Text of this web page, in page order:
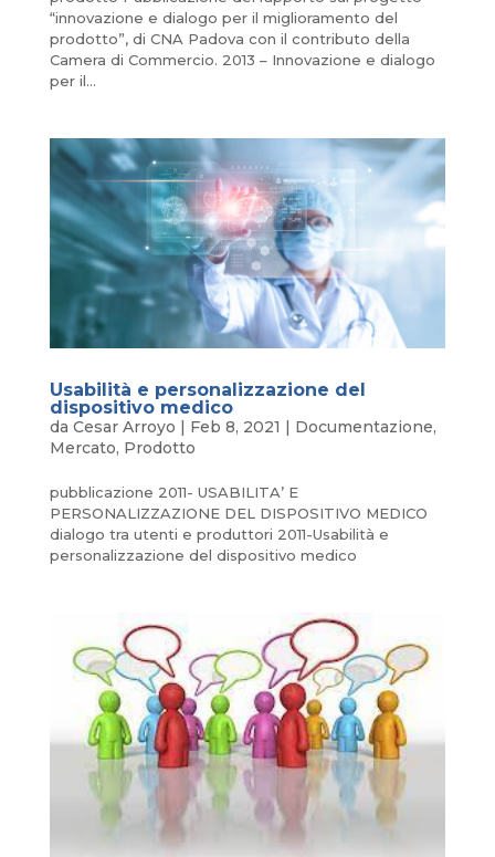
“innovazione e dialogo per il miglioramento del
prodotto”, di CNA Padova con il contributo della
Camera di Commercio. 2013 – Innovazione e dialogo
per il...
Usabilità e personalizzazione del
dispositivo medico
da Cesar Arroyo | Feb 8, 2021 | Documentazione,
Mercato, Prodotto
pubblicazione 2011- USABILITA’ E
PERSONALIZZAZIONE DEL DISPOSITIVO MEDICO
dialogo tra utenti e produttori 2011-Usabilità e
personalizzazione del dispositivo medico